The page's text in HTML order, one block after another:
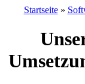
Startseite»